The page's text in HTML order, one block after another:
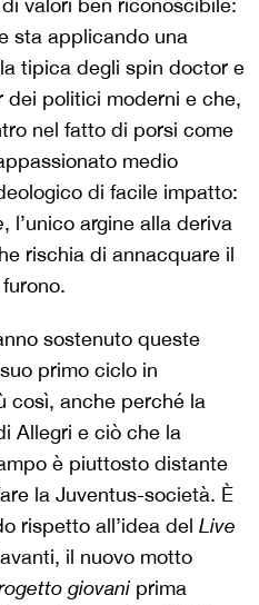
sta applicando una
tipica degli spin doctor e
dei politici moderni e che,
nel fatto di porsi come
medio
di facile impatto:
, l’unico argine alla deriva
rischia di annacquare il
sostenuto queste
primo ciclo in
così, anche perché la
Allegri e ciò che la
è piuttosto distante
la Juventus-società. È
rispetto all’idea del Live
il nuovo motto
giovani prima